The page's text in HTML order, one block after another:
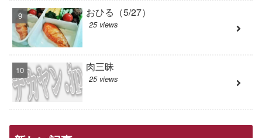
おひる（5/27）
25 views
肉三昧
25 views